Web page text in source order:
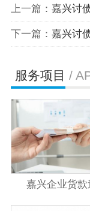
上一篇： 嘉兴讨债
下一篇： 嘉兴讨
服务项目 /
嘉兴企业货款